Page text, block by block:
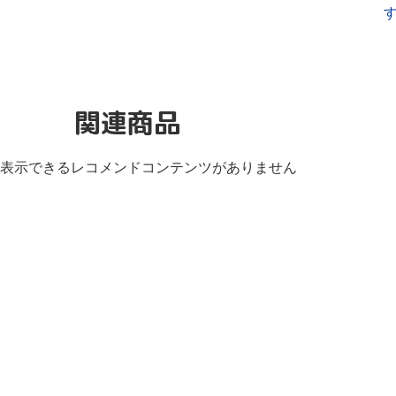
関連商品
表示できるレコメンドコンテンツがありません